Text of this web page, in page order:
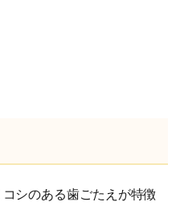
シのある歯ごたえが特徴